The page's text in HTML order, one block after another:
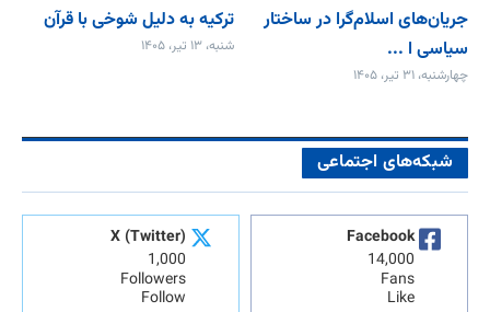
جریان‌های اسلام‌گرا در ساختار
سیاسی ا ...
چهارشنبه، ۳۱ تیر، ۱۴۰۵
ترکیه به دلیل شوخی با قرآن
شنبه، ۱۳ تیر، ۱۴۰۵
شبکه‌های اجتماعی
Facebook
14,000
Fans
Like
X (Twitter)
1,000
Followers
Follow